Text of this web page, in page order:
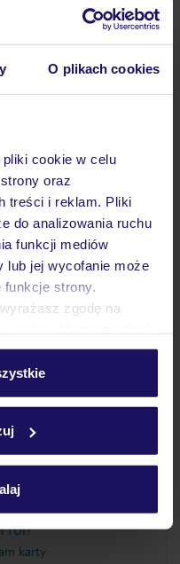
O plikach cookies
cookie w celu
oraz
treści i reklam. Pliki
do analizowania ruchu
funkcji mediów
lub jej wycofanie może
funkcje strony.
zgodę na
w zakładkę
cookie znajdziesz
30 lat w
TUI?
karty